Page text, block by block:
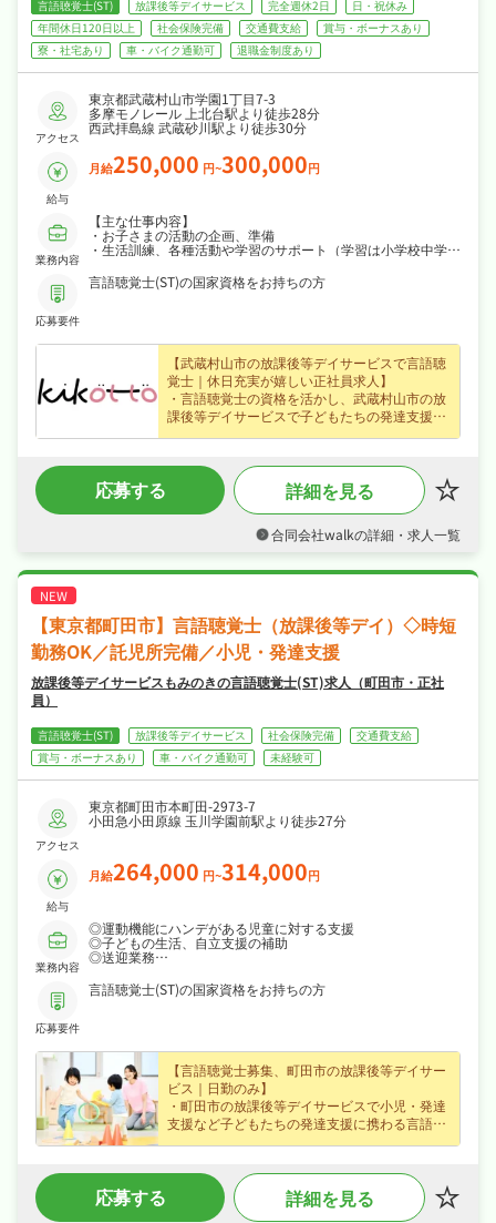
言語聴覚士(ST) 放課後等デイサービス 完全週休2日
日・祝休み
年間休日120日以上
社会保険完備 交通費支給
賞与・ボーナスあり
寮・社宅あり
車・バイク通勤可 退職金制度あり
アクセス
東京都武蔵村山市学園1丁目7-3
多摩モノレール 上北台駅より徒歩28分
西武拝島線 武蔵砂川駅より徒歩30分
給与
月給250,000 円~300,000円
業務内容
【主な仕事内容】
・お子さまの活動の企画、準備
・生活訓練、各種活動や学習のサポート（学習は小学校中学年
・活動記録等の書類作成、事務
・事務所内外や車の清掃
応募要件
言語聴覚士(ST)の国家資格をお持ちの方
【武蔵村山市の放課後等デイサービスで言語聴
覚士｜休日充実が嬉しい正社員求人】
・言語聴覚士の資格を活かし、武蔵村山市の放
課後等デイサービスで子どもたちの発達支援を
手当など各種手当・昇給ありなど好待遇で、あ
なたの経験を正当に評価します◎
・完全週休2日制・日曜・祝日休み・年間休日
がら働けます◎
して長く働ける環境が魅力です◎
応募する 詳細を見る
合同会社walkの詳細・求人一覧
【東京都町田市】言語聴覚士（放課後等デイ）◇時短
勤務OK／託児所完備／小児・発達支援
放課後等デイサービスもみのきの言語聴覚士(ST)求人（町田市・正社
員）
言語聴覚士(ST) 放課後等デイサービス 社会保険完備
交通費支給
賞与・ボーナスあり
車・バイク通勤可 未経験可
アクセス
東京都町田市本町田-2973-7
小田急小田原線 玉川学園前駅より徒歩27分
給与
月給264,000 円~314,000円
業務内容
◎運動機能にハンデがある児童に対する支援
◎子どもの生活、自立支援の補助
◎送迎業務
【スタッフ構成】2025年10月時点
管理者兼児童発達支援管理責任者1名
応募要件
言語聴覚士(ST)の国家資格をお持ちの方
【言語聴覚士募集、町田市の放課後等デイサー
ビス｜日勤のみ】
・町田市の放課後等デイサービスで小児・発達
支援など子どもたちの発達支援に携わる言語聴
・賞与あり・資格手当・職務手当など各種手
当・昇給ありなど好待遇で、月給26.4〜31.4万
円の正社員求人、あなたの経験を正当に評価し
応募する 詳細を見る